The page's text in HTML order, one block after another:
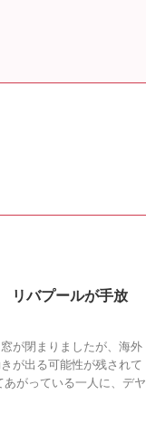
リバプールが手放
が閉まりましたが、海外
が出る可能性が残されて
がっている一人に、デヤ